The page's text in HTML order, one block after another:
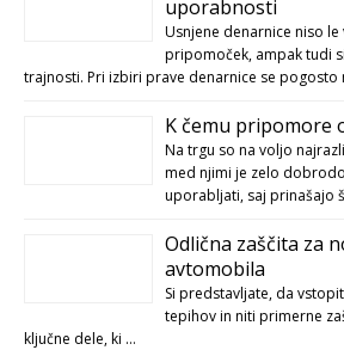
uporabnosti
Usnjene denarnice niso le
pripomoček, ampak tudi
trajnosti. Pri izbiri prave denarnice se pogosto
K čemu pripomore
Na trgu so na voljo
med njimi je zelo
uporabljati, saj prinašajo
Odlična zaščita za
avtomobila
Si predstavljate, da
tepihov in niti primerne
ključne dele, ki …